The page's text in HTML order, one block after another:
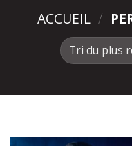
ACCUEIL /